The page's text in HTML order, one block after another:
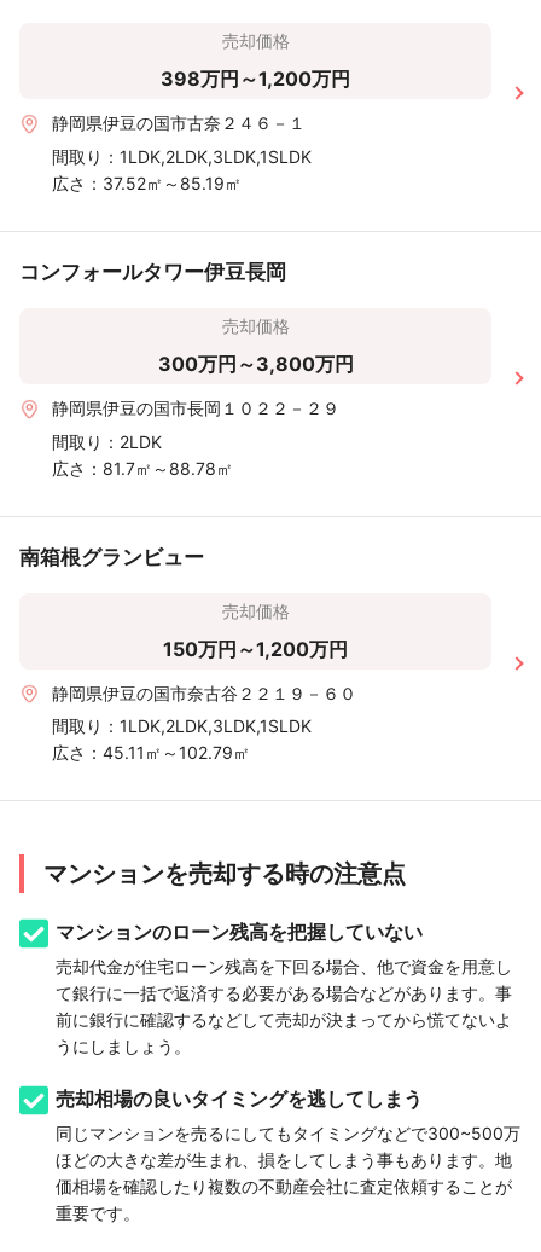
売却価格
398万円～1,200万円
静岡県伊豆の国市古奈２４６－１
間取り： 1LDK,2LDK,3LDK,1SLDK
広さ： 37.52㎡～85.19㎡
コンフォールタワー伊豆長岡
売却価格
300万円～3,800万円
静岡県伊豆の国市長岡１０２２－２９
間取り： 2LDK
広さ： 81.7㎡～88.78㎡
南箱根グランビュー
売却価格
150万円～1,200万円
静岡県伊豆の国市奈古谷２２１９－６０
間取り： 1LDK,2LDK,3LDK,1SLDK
広さ： 45.11㎡～102.79㎡
マンションを売却する時の注意点
マンションのローン残高を把握していない
売却代金が住宅ローン残高を下回る場合、他で資金を用意し
て銀行に一括で返済する必要がある場合などがあります。事
前に銀行に確認するなどして売却が決まってから慌てないよ
うにしましょう。
売却相場の良いタイミングを逃してしまう
同じマンションを売るにしてもタイミングなどで300~500万
ほどの大きな差が生まれ、損をしてしまう事もあります。地
価相場を確認したり複数の不動産会社に査定依頼することが
重要です。